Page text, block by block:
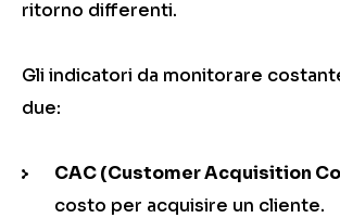
ritorno differenti.
Gli indicatori da monitorare
due:
CAC (Customer Acquisition
costo per acquisire un cliente.